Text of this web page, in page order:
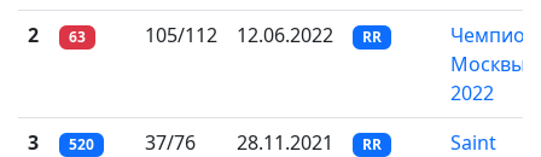
2
63 105/112 12.06.2022 RR
Москвы
2022
3
520 37/76 28.11.2021 RR
Saint